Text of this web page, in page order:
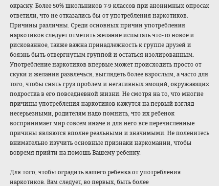
окраску. Более 50% школьников 7-9 классов при анонимных опросах
ответили, что не отказались бы от употребления наркотиков.
Причины различны. Среди основных причин употребления
наркотиков следует отметить желание испытать что-то новое и
рискованное, также важна принадлежность к группе друзей и
боязнь быть отвергнутым группой и остаться изолированным.
Употребление наркотиков впервые может происходить просто от
скуки и желания развлечься, выглядеть более взрослым, а часто для
того, чтобы снять груз проблем и негативных эмоций, окружающих
подростка в его повседневной жизни. Не смотря на то, что многие
причины употребления наркотиков кажутся на первый взгляд
несерьезными, родителям надо помнить, что их ребенок
воспринимает мир совсем иначе и для него все перечисленные
причины являются вполне реальными и значимыми. Не поленитесь
внимательно изучить основные признаки наркомании, чтобы
вовремя прийти на помощь Вашему ребенку.
Для того, чтобы оградить вашего ребенка от употребления
наркотиков. Вам следует, во первых, быть более